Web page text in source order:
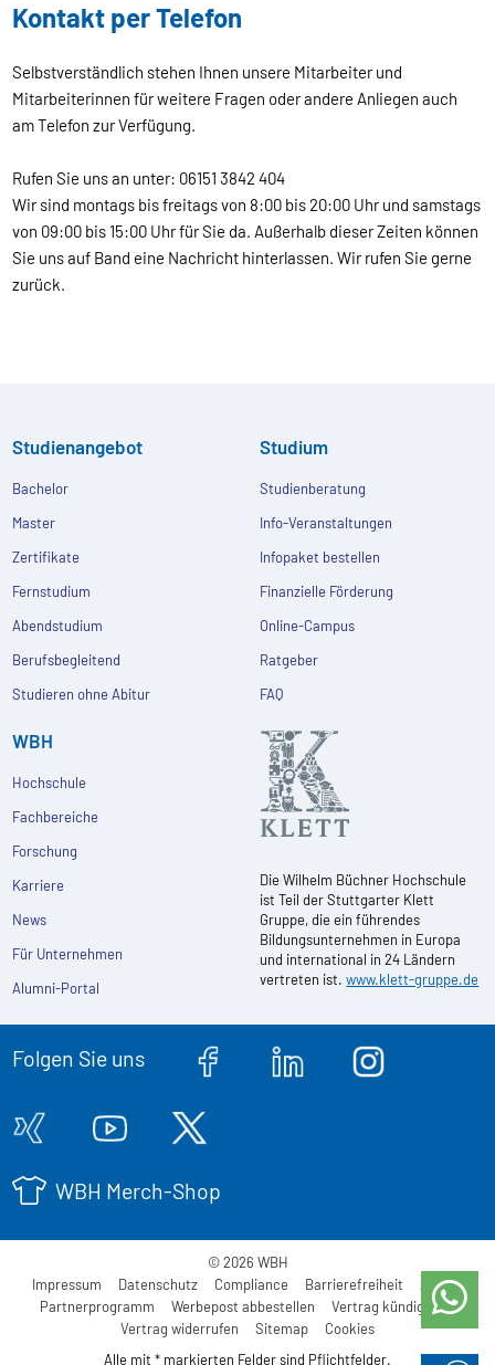
Kontakt per Telefon
Selbstverständlich stehen Ihnen unsere Mitarbeiter und
Mitarbeiterinnen für weitere Fragen oder andere Anliegen auch
am Telefon zur Verfügung.
Rufen Sie uns an unter: 06151 3842 404
Wir sind montags bis freitags von 8:00 bis 20:00 Uhr und samstags
von 09:00 bis 15:00 Uhr für Sie da. Außerhalb dieser Zeiten können
Sie uns auf Band eine Nachricht hinterlassen. Wir rufen Sie gerne
zurück.
Studienangebot
Bachelor
Master
Zertifikate
Fernstudium
Abendstudium
Berufsbegleitend
Studieren ohne Abitur
Studium
Studienberatung
Info-Veranstaltungen
Infopaket bestellen
Finanzielle Förderung
Online-Campus
Ratgeber
FAQ
WBH
Hochschule
Fachbereiche
Forschung
Karriere
News
Für Unternehmen
Alumni-Portal
Die Wilhelm Büchner Hochschule
ist Teil der Stuttgarter Klett
Gruppe, die ein führendes
Bildungsunternehmen in Europa
und international in 24 Ländern
vertreten ist.www.klett-gruppe.de
Folgen Sie uns
WBH Merch-Shop
© 2026 WBH
Impressum
Datenschutz Compliance Barrierefreiheit
AGB
Partnerprogramm
Werbepost abbestellen
Vertrag kündigen
Vertrag widerrufen
Sitemap
Cookies
Alle mit * markierten Felder sind Pflichtfelder.